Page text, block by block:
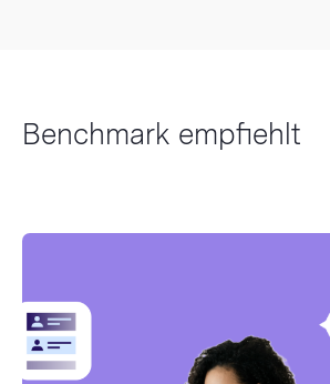
Benchmark empfiehlt